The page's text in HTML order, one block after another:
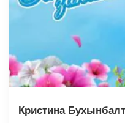
Кристина